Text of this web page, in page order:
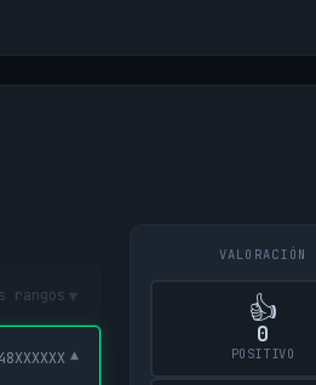
rangos ▾
▾
VALORACIÓN
👍
0
POSITIVO